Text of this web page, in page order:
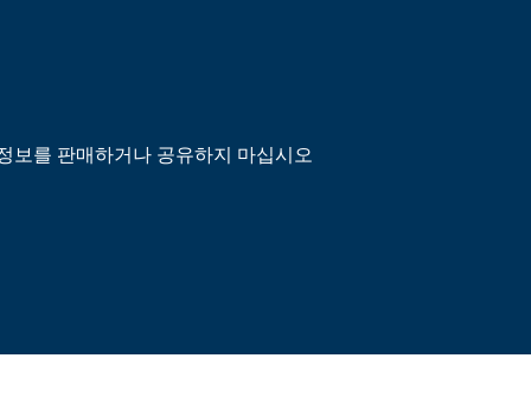
보를 판매하거나 공유하지 마십시오